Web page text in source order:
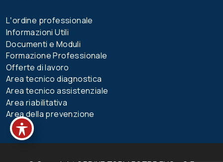
Lʼordine professionale
Informazioni Utili
Documenti e Moduli
Formazione Professionale
Offerte di lavoro
Area tecnico diagnostica
Area tecnico assistenziale
Area riabilitativa
Area della prevenzione